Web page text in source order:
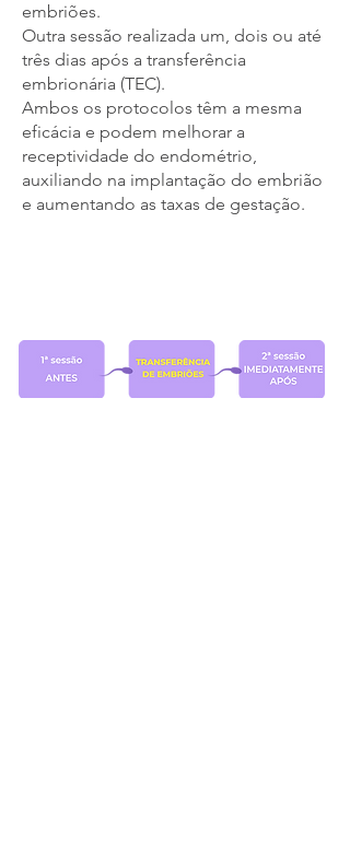
embriões.
Outra sessão realizada um, dois ou até
três dias após a transferência
embrionária (TEC).
Ambos os protocolos têm a mesma
eficácia e podem melhorar a
receptividade do endométrio,
auxiliando na implantação do embrião
e aumentando as taxas de gestação.